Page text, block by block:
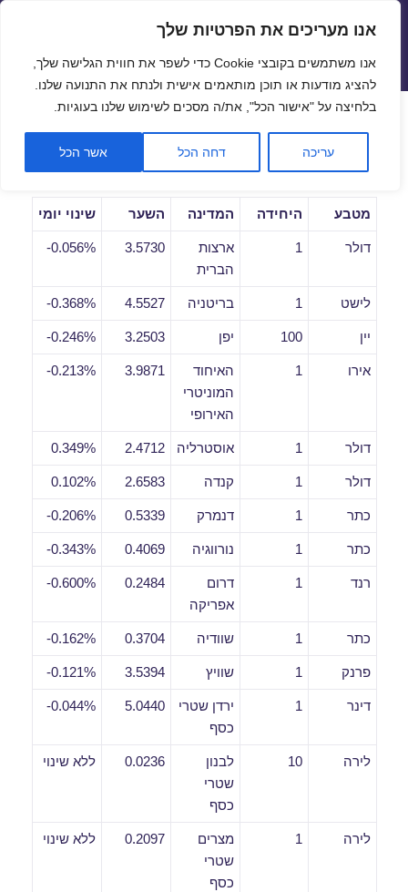
פתח
אנו מעריכים את הפרטיות שלך
אנו משתמשים בקובצי Cookie כדי לשפר את חווית הגלישה שלך,
להציג מודעות או תוכן מותאמים אישית ולנתח את התנועה שלנו.
בלחיצה על "אישור הכל", את/ה מסכים לשימוש שלנו בעוגיות.
עריכה דחה הכל אשר הכל
שערי חליפין יציגים – שער יציג
תפריטים
ווידג'טים
שערי חליפין יומיים לתאריך
20/05/2019
מטבע היחידה המדינה השער שינוי יומי
דולר 1
ארצות
הברית
3.5730
0.056%-
לישט 1 בריטניה 4.5527
0.368%-
יין 100 יפן 3.2503
0.246%-
אירו 1
האיחוד
המוניטרי
האירופי
3.9871
0.213%-
דולר 1 אוסטרליה 2.4712
0.349%
דולר 1 קנדה 2.6583
0.102%
כתר 1 דנמרק 0.5339
0.206%-
כתר 1 נורווגיה 0.4069
0.343%-
רנד 1
דרום
אפריקה
0.2484
0.600%-
כתר 1 שוודיה 0.3704
0.162%-
פרנק 1 שוויץ 3.5394
0.121%-
דינר 1
ירדן שטרי
כסף
5.0440
0.044%-
לירה 10
לבנון
שטרי
כסף
0.0236 ללא שינוי
לירה 1
מצרים
שטרי
כסף
0.2097 ללא שינוי